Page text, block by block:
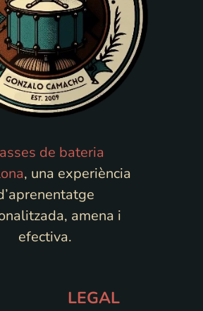
de bateria
, una experiència
amena i
efectiva.
LEGAL